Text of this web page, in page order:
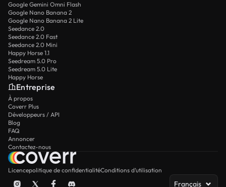
Google Gemini Omni Flash
Google Nano Banana 2
Google Nano Banana 2 Lite
Seedance 2.0
Seedance 2.0 Fast
Seedance 2.0 Mini
Happy Horse 1.1
Seedream 5.0 Pro
Seedream 5.0 Lite
Happy Horse
Entreprise
À propos
Coverr Plus
Développeurs / API
Blog
FAQ
Annoncer
Contactez-nous
Licencepolitique de confidentialitéConditions d’utilisation
Français